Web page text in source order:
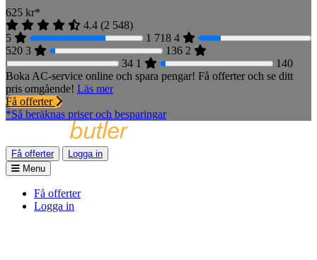
625 kr*
4.4 (2 548)
5
1 718 4
520 3 136 2
34 1
140
Boka AC-service online och spara pengar! Få offerter och se ditt
pris omgående! Läs mer
Få offerter
*Så beräknas priser och besparingar
Få offerter
Logga in
Menu
Få offerter
Logga in